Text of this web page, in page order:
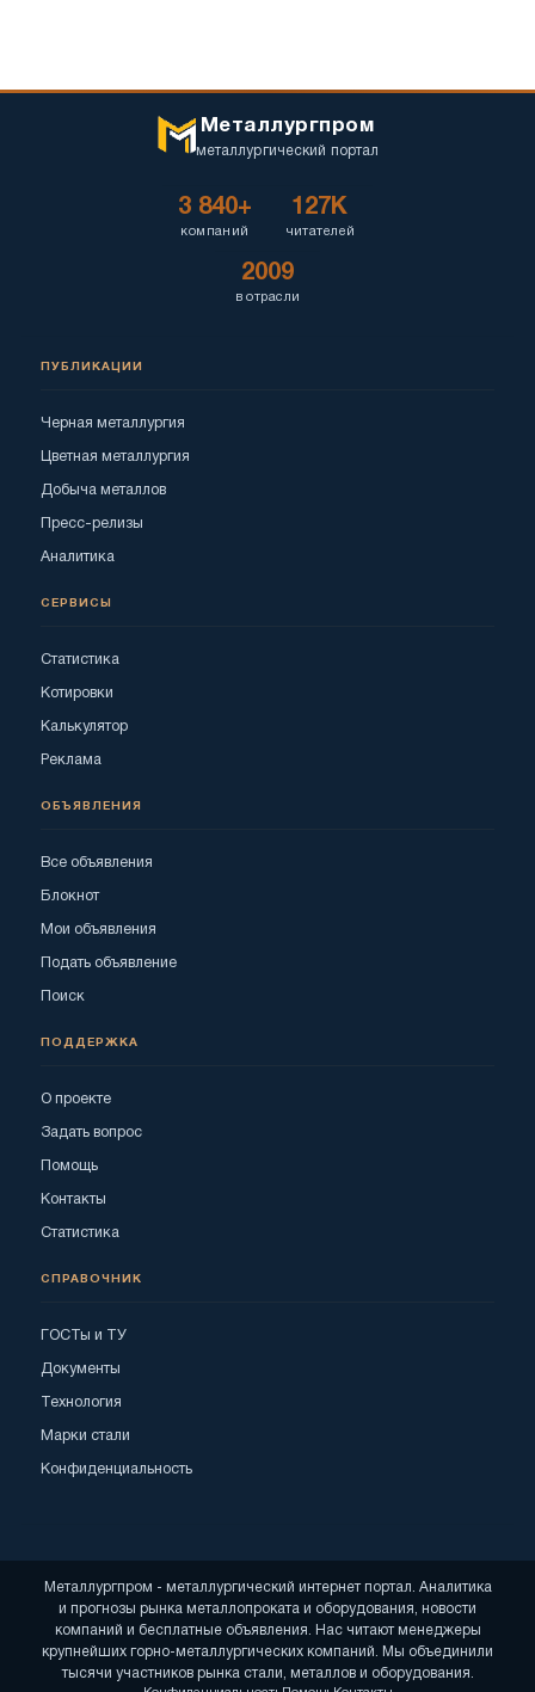
Металлургпром
металлургический портал
3 840+
компаний
127K
читателей
2009
в отрасли
ПУБЛИКАЦИИ
Черная металлургия
Цветная металлургия
Добыча металлов
Пресс-релизы
Аналитика
СЕРВИСЫ
Статистика
Котировки
Калькулятор
Реклама
ОБЪЯВЛЕНИЯ
Все объявления
Блокнот
Мои объявления
Подать объявление
Поиск
ПОДДЕРЖКА
О проекте
Задать вопрос
Помощь
Контакты
Статистика
СПРАВОЧНИК
ГОСТы и ТУ
Документы
Технология
Марки стали
Конфиденциальность
Металлургпром - металлургический интернет портал. Аналитика
и прогнозы рынка металлопроката и оборудования, новости
компаний и бесплатные объявления. Нас читают менеджеры
крупнейших горно-металлургических компаний. Мы объединили
тысячи участников рынка стали, металлов и оборудования.